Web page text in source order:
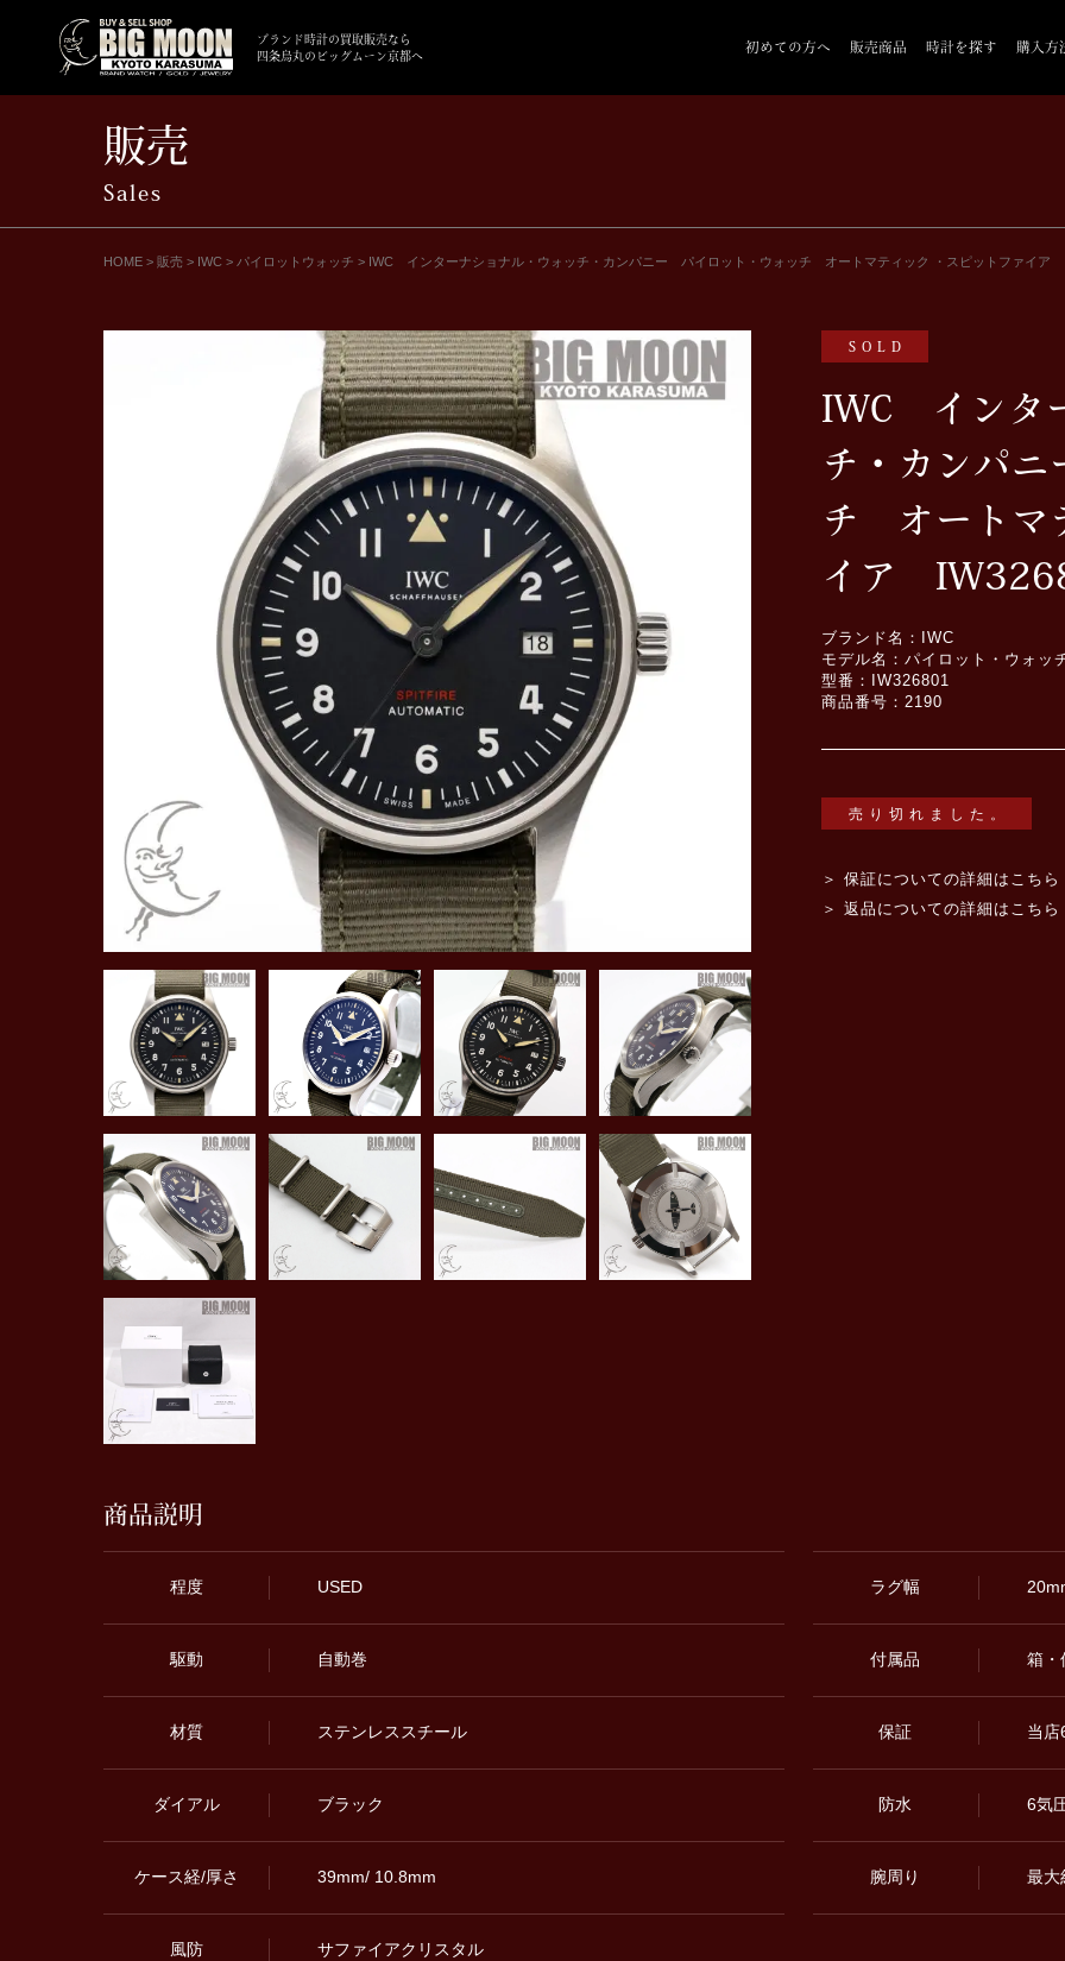
ブランド時計の買取販売なら
四条烏丸のビッグムーン京都へ
初めての方へ 販売商品 時計を探す 購入方
販売
Sales
HOME > 販売 > IWC > パイロットウォッチ > IWC インターナショナル・ウォッチ・カンパニー パイロット・ウォッチ オートマティック ・スピットファイア
SOLD
IWC インタ
チ・カンパ
チ オートマ
イア
ブランド名：IWC
モデル名：パイロット・ウォ
型番：IW326801
商品番号：2190
売り切れました。
＞ 保証についての詳細はこちら
＞ 返品についての詳細はこちら
商品説明
程度 USED
駆動 自動巻
材質 ステンレススチール
ダイアル ブラック
ケース経/厚さ 39mm/ 10.8mm
風防 サファイアクリスタル
ラグ幅
付属品 箱・
保証 当店
防水 6気
腕周り 最大